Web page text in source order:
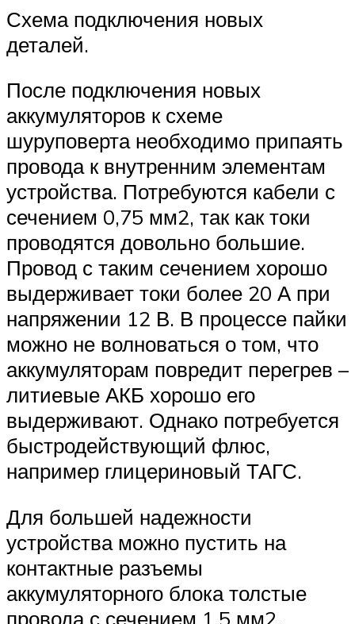
Схема подключения новых
деталей.
После подключения новых
аккумуляторов к схеме
шуруповерта необходимо припаять
провода к внутренним элементам
устройства. Потребуются кабели с
сечением 0,75 мм2, так как токи
проводятся довольно большие.
Провод с таким сечением хорошо
выдерживает токи более 20 А при
напряжении 12 В. В процессе пайки
можно не волноваться о том, что
аккумуляторам повредит перегрев –
литиевые АКБ хорошо его
выдерживают. Однако потребуется
быстродействующий флюс,
например глицериновый ТАГС.
Для большей надежности
устройства можно пустить на
контактные разъемы
аккумуляторного блока толстые
провода с сечением 1,5 мм2,